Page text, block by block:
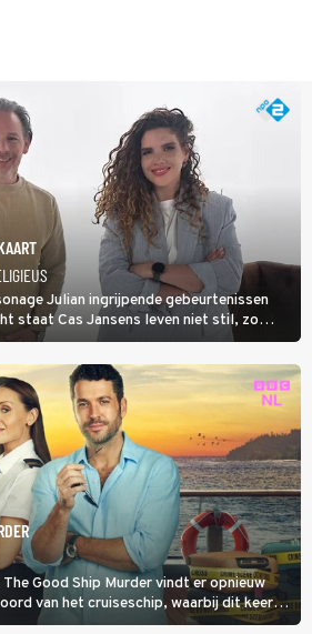
Julian ingrijpende gebeurtenissen
staat Cas Jansens leven niet stil, zo
Kaart.
Good Ship Murder vindt er opnieuw
van het cruiseschip, waarbij dit keer
is en kapitein Marlowe de dader